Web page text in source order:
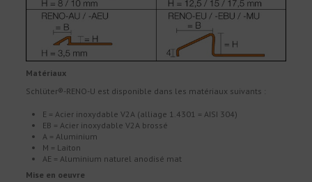
Matériaux
Schlüter®-RENO-U est disponible dans les matériaux suivants :
E = Acier inoxydable V2A (alliage 1.4301 = AISI 304)
EB = Acier inoxydable V2A brossé
A = Aluminium
M = Laiton
AE = Aluminium naturel anodisé mat
Mise en oeuvre